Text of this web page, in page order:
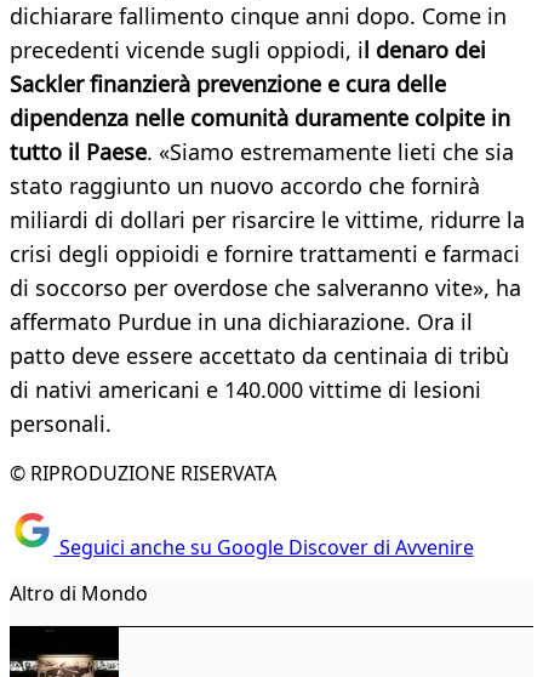
dichiarare fallimento cinque anni dopo. Come in
precedenti vicende sugli oppiodi, il denaro dei
Sackler finanzierà prevenzione e cura delle
dipendenza nelle comunità duramente colpite in
tutto il Paese. «Siamo estremamente lieti che sia
stato raggiunto un nuovo accordo che fornirà
miliardi di dollari per risarcire le vittime, ridurre la
crisi degli oppioidi e fornire trattamenti e farmaci
di soccorso per overdose che salveranno vite», ha
affermato Purdue in una dichiarazione. Ora il
patto deve essere accettato da centinaia di tribù
di nativi americani e 140.000 vittime di lesioni
personali.
© RIPRODUZIONE RISERVATA
Seguici anche su Google Discover di Avvenire
Altro di Mondo